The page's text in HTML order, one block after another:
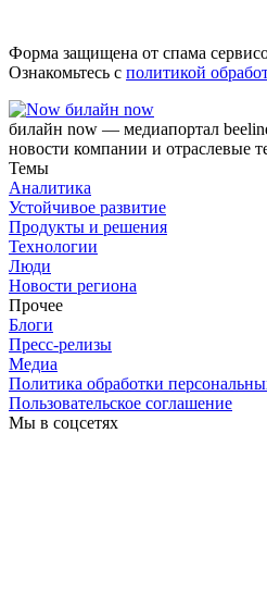
Форма защищена от спама
Ознакомьтесь с политикой
билайн now
билайн now — медиапортал
новости компании и отраслевые
Темы
Аналитика
Устойчивое развитие
Продукты и решения
Технологии
Люди
Новости региона
Прочее
Блоги
Пресс-релизы
Медиа
Политика обработки
Пользовательское соглашение
Мы в соцсетях